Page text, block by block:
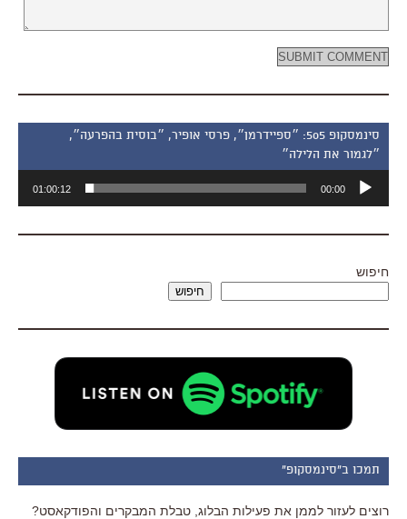
סינמסקופ 505: ״ספיידרמן״, פרסי אופיר, ״בוסית בהפרעה״,
״לגמור את הלילה״
אודיו
00:00
01:00:12
חיפוש
חיפוש
תמכו ב"סינמסקופ"
רוצים לעזור לממן את פעילות הבלוג, טבלת המבקרים והפודקאסט?